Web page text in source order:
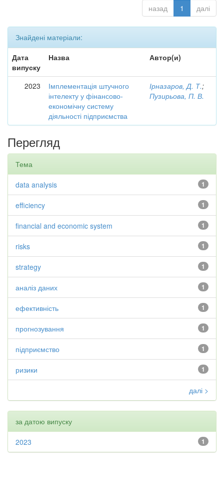
назад 1 далі
Знайдені матеріали:
Дата
випуску
Назва Автор(и)
2023
Імплементація штучного
інтелекту у фінансово-
економічну систему
діяльності підприємства
Ірназаров, Д. Т.;
Пузирьова, П. В.
Перегляд
Тема
1
data analysis
1
efficiency
1
financial and economic system
1
risks
1
strategy
1
аналіз даних
1
ефективність
1
прогнозування
1
підприємство
1
ризики
далі >
за датою випуску
1
2023